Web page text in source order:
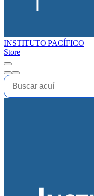
INSTITUTO PACÍFICO
Store